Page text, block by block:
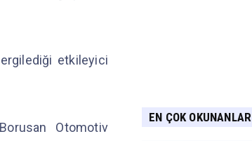
etkileyici
Otomotiv
EN ÇOK OKUNANLAR